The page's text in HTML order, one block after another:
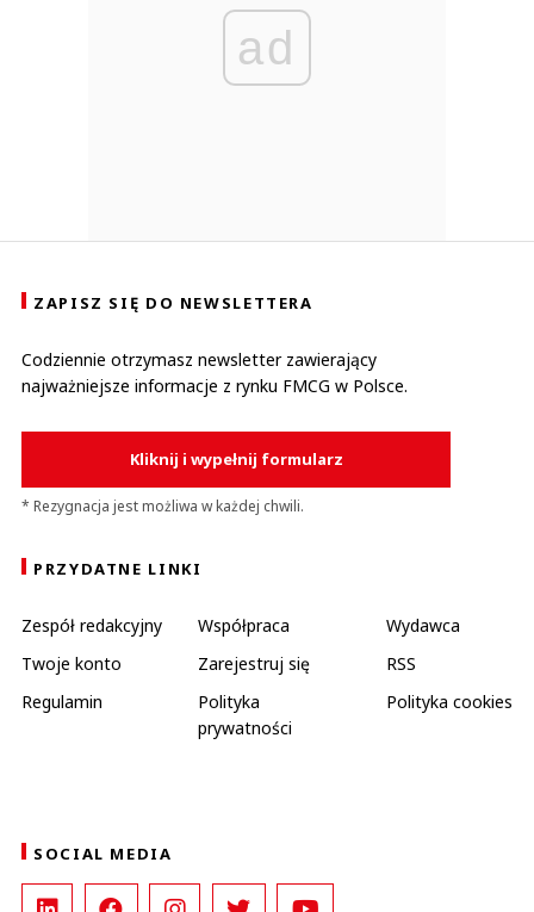
ad
ZAPISZ SIĘ DO NEWSLETTERA
Codziennie otrzymasz newsletter zawierający
najważniejsze informacje z rynku FMCG w Polsce.
Kliknij i wypełnij formularz
* Rezygnacja jest możliwa w każdej chwili.
PRZYDATNE LINKI
Zespół redakcyjny Współpraca
Wydawca
Twoje konto
Zarejestruj się
RSS
Regulamin
Polityka
prywatności
Polityka cookies
SOCIAL MEDIA